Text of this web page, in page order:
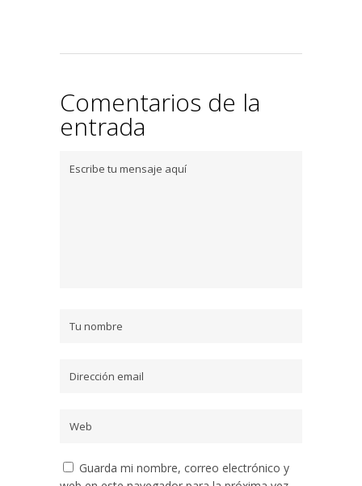
Comentarios de la
entrada
Guarda mi nombre, correo electrónico y